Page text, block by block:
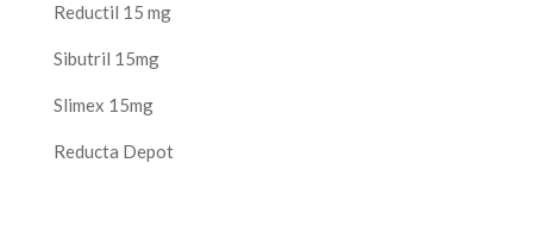
Reductil 15 mg
Sibutril 15mg
Slimex 15mg
Reducta Depot